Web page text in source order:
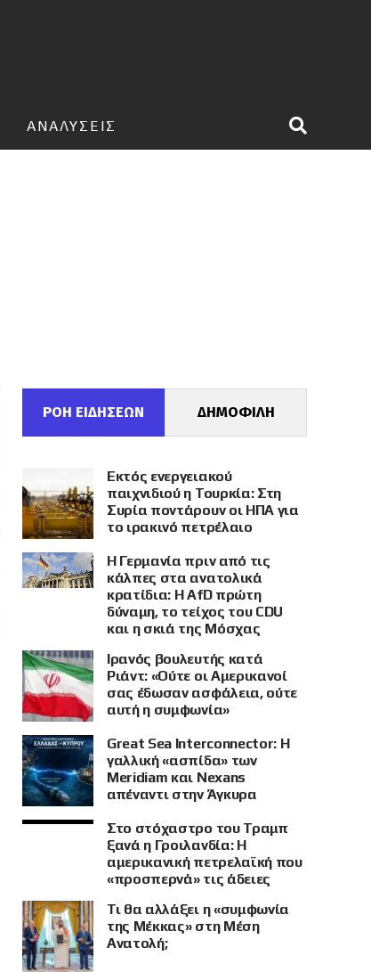
ΑΝΑΛΥΣΕΙΣ
ΡΟΗ ΕΙΔΗΣΕΩΝ ΔΗΜΟΦΙΛΗ
Εκτός ενεργειακού
παιχνιδιού η Τουρκία: Στη
Συρία ποντάρουν οι ΗΠΑ για
το ιρακινό πετρέλαιο
Η Γερμανία πριν από τις
κάλπες στα ανατολικά
κρατίδια: Η AfD πρώτη
δύναμη, το τείχος του CDU
και η σκιά της Μόσχας
Ιρανός βουλευτής κατά
Ριάντ: «Ούτε οι Αμερικανοί
σας έδωσαν ασφάλεια, ούτε
αυτή η συμφωνία»
Great Sea Interconnector: Η
γαλλική «ασπίδα» των
Meridiam και Nexans
απέναντι στην Άγκυρα
Στο στόχαστρο του Τραμπ
ξανά η Γροιλανδία: Η
αμερικανική πετρελαϊκή που
«προσπερνά» τις άδειες
Τι θα αλλάξει η «συμφωνία
της Μέκκας» στη Μέση
Ανατολή;